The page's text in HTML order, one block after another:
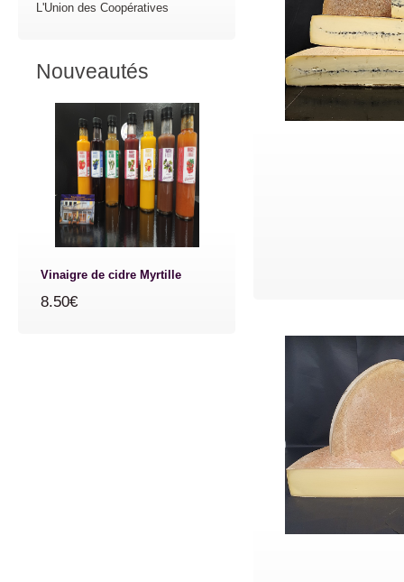
L'Union des Coopératives
Nouveautés
Vinaigre de cidre Myrtille
8.50€